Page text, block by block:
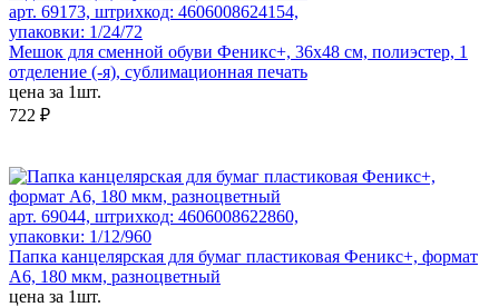
арт. 69173, штрихкод: 4606008624154,
упаковки: 1/24/72
Мешок для сменной обуви Феникс+, 36x48 см, полиэстер, 1
отделение (-я), сублимационная печать
цена за 1шт.
722 ₽
арт. 69044, штрихкод: 4606008622860,
упаковки: 1/12/960
Папка канцелярская для бумаг пластиковая Феникс+, формат
А6, 180 мкм, разноцветный
цена за 1шт.